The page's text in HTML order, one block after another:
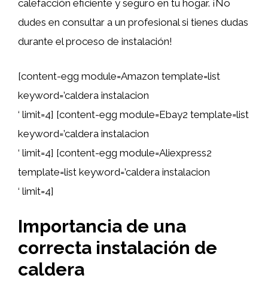
calefacción eficiente y seguro en tu hogar. ¡No
dudes en consultar a un profesional si tienes dudas
durante el proceso de instalación!
[content-egg module=Amazon template=list
keyword=’caldera instalacion
‘ limit=4] [content-egg module=Ebay2 template=list
keyword=’caldera instalacion
‘ limit=4] [content-egg module=Aliexpress2
template=list keyword=’caldera instalacion
‘ limit=4]
Importancia de una
correcta instalación de
caldera